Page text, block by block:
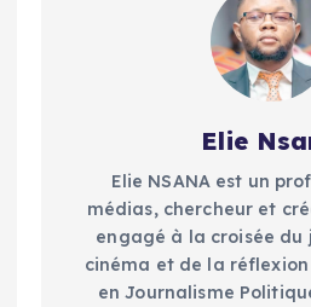
Elie
Elie NSANA est un
médias, chercheur et
engagé à la croisée du
cinéma et de la réflexion
en Journalisme